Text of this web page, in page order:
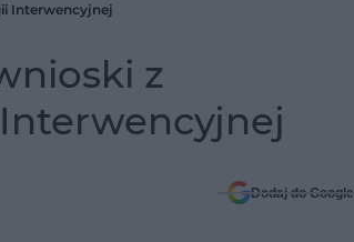
Interwencyjnej
z
Dodaj do Google